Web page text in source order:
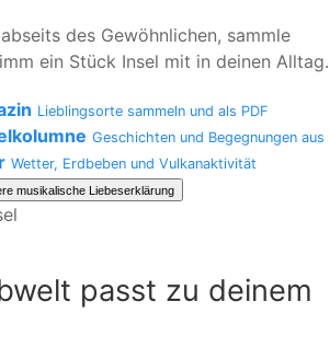
des Gewöhnlichen, sammle
ein Stück Insel mit in deinen Alltag.
Lieblingsorte sammeln und als PDF
Geschichten und Begegnungen aus
Wetter, Erdbeben und Vulkanaktivität
musikalische Liebeserklärung
passt zu deinem